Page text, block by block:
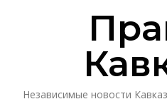
Независимые новости